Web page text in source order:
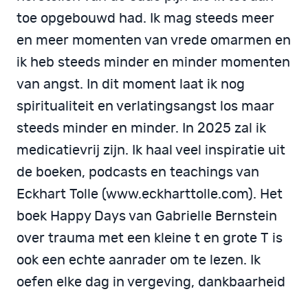
toe opgebouwd had. Ik mag steeds meer
en meer momenten van vrede omarmen en
ik heb steeds minder en minder momenten
van angst. In dit moment laat ik nog
spiritualiteit en verlatingsangst los maar
steeds minder en minder. In 2025 zal ik
medicatievrij zijn. Ik haal veel inspiratie uit
de boeken, podcasts en teachings van
Eckhart Tolle (www.eckharttolle.com). Het
boek Happy Days van Gabrielle Bernstein
over trauma met een kleine t en grote T is
ook een echte aanrader om te lezen. Ik
oefen elke dag in vergeving, dankbaarheid